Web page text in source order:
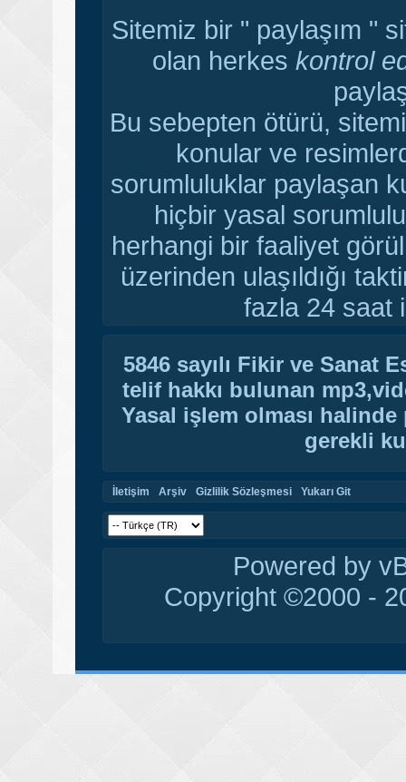
Sitemiz bir " paylaşım "
olan herkes kontrol
Bu sebepten ötürü,
konular ve
sorumluluklar paylaşan
hiçbir yasal
herhangi bir faaliyet
üzerinden ulaşıldığı
fazla 24 saat
5846 sayılı Fikir ve Sanat
telif hakkı bulunan
Yasal işlem olması
gerekli
İletişim Arşiv Gizlilik Sözleşmesi Yukarı Git
Powered by
Copyright ©2000 -